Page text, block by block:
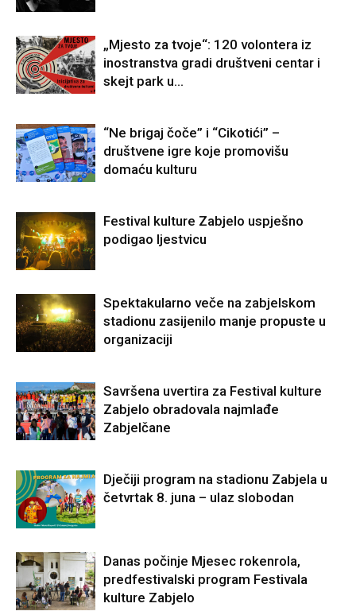
„Mjesto za tvoje“: 120 volontera iz
inostranstva gradi društveni centar i
skejt park u...
“Ne brigaj čoče” i “Cikotići” –
društvene igre koje promovišu
domaću kulturu
Festival kulture Zabjelo uspješno
podigao ljestvicu
Spektakularno veče na zabjelskom
stadionu zasijenilo manje propuste u
organizaciji
Savršena uvertira za Festival kulture
Zabjelo obradovala najmlađe
Zabjelčane
Dječiji program na stadionu Zabjela u
četvrtak 8. juna – ulaz slobodan
Danas počinje Mjesec rokenrola,
predfestivalski program Festivala
kulture Zabjelo